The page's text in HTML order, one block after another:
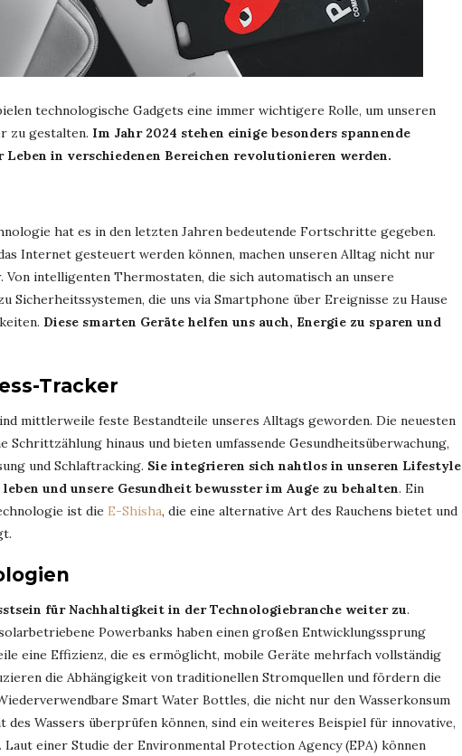
technologische Gadgets eine immer wichtigere Rolle, um unseren
zu gestalten. Im Jahr 2024 stehen einige besonders spannende
Leben in verschiedenen Bereichen revolutionieren werden.
hat es in den letzten Jahren bedeutende Fortschritte gegeben.
Internet gesteuert werden können, machen unseren Alltag nicht nur
Von intelligenten Thermostaten, die sich automatisch an unsere
Sicherheitssystemen, die uns via Smartphone über Ereignisse zu Hause
Diese smarten Geräte helfen uns auch, Energie zu sparen und
Tracker
mittlerweile feste Bestandteile unseres Alltags geworden. Die neuesten
hinaus und bieten umfassende Gesundheitsüberwachung,
und Schlaftracking. Sie integrieren sich nahtlos in unseren Lifestyle
und unsere Gesundheit bewusster im Auge zu behalten. Ein
ist die E-Shisha, die eine alternative Art des Rauchens bietet und
für Nachhaltigkeit in der Technologiebranche weiter zu.
Powerbanks haben einen großen Entwicklungssprung
eine Effizienz, die es ermöglicht, mobile Geräte mehrfach vollständig
die Abhängigkeit von traditionellen Stromquellen und fördern die
Smart Water Bottles, die nicht nur den Wasserkonsum
des Wassers überprüfen können, sind ein weiteres Beispiel für innovative,
einer Studie der Environmental Protection Agency (EPA) können